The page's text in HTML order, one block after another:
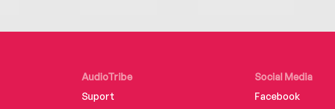
AudioTribe
Suport
Social Media
Facebook